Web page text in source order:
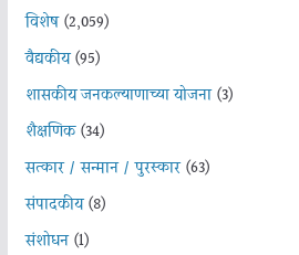
विशेष(2,059)
वैद्यकीय(95)
शासकीय जनकल्याणाच्या योजना(3)
शैक्षणिक(34)
सत्कार / सन्मान / पुरस्कार(63)
संपादकीय(8)
संशोधन(1)